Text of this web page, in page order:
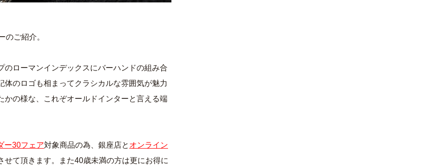
のご紹介。
のローマンインデックスにバーハンドの組み合
体のロゴも相まってクラシカルな雰囲気が魅力
かの様な、これぞオールドインターと言える端
ー30フェア対象商品の為、銀座店と オンライン
せて頂きます。また40歳未満の方は更にお得に